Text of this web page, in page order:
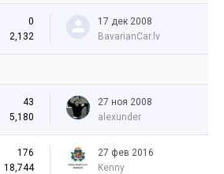
0
2,132
17 дек 2008
BavarianCar.lv
43
5,180
27 ноя 2008
alexunder
176
18,744
27 фев 2016
Kenny